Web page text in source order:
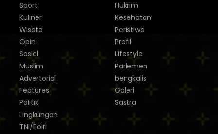
Sport
Kuliner
Wisata
Hukrim
Kesehatan
Peristiwa
Opini
Sosial
Muslim
Advertorial
Features
Politik
Profil
Lifestyle
Parlemen
bengkalis
Galeri
Sastra
Lingkungan
TNI/Polri